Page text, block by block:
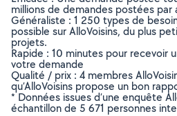
millions de demandes postées par
Généraliste : 1 250 types de
possible sur AlloVoisins, du plus
projets.
Rapide : 10 minutes pour recevoir
votre demande
Qualité / prix : 4 membres
qu’AlloVoisins propose un bon
* Données issues d’une enquête
échantillon de 5 671 personnes